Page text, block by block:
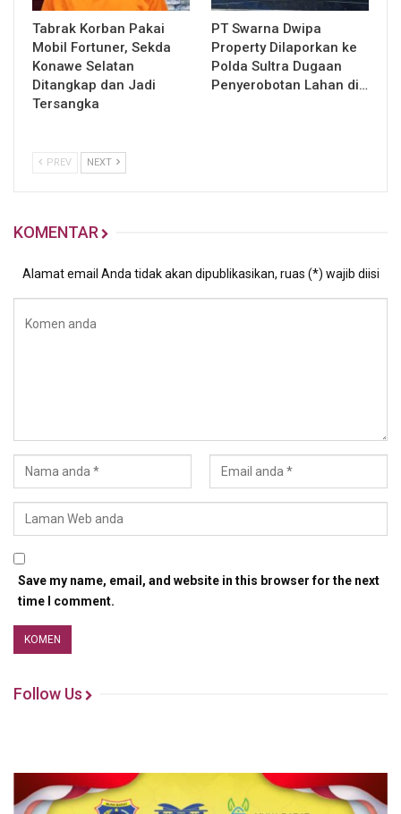
Tabrak Korban Pakai
Mobil Fortuner, Sekda
Konawe Selatan
Ditangkap dan Jadi
Tersangka
PT Swarna Dwipa
Property Dilaporkan ke
Polda Sultra Dugaan
Penyerobotan Lahan di…
PREV NEXT
KOMENTAR
Alamat email Anda tidak akan dipublikasikan, ruas (*) wajib diisi
Save my name, email, and website in this browser for the next
time I comment.
Follow Us